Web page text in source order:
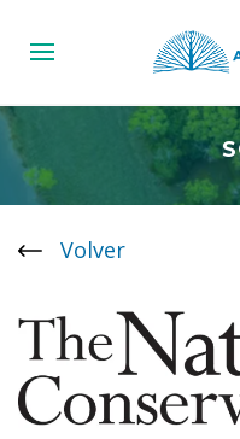
Volver